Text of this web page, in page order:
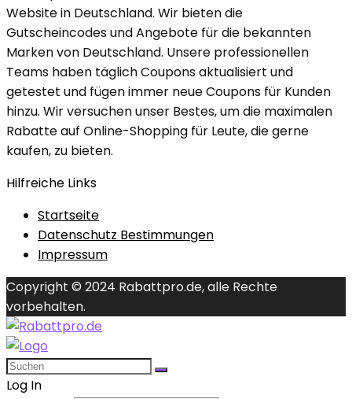
Website in Deutschland. Wir bieten die
Gutscheincodes und Angebote für die bekannten
Marken von Deutschland. Unsere professionellen
Teams haben täglich Coupons aktualisiert und
getestet und fügen immer neue Coupons für Kunden
hinzu. Wir versuchen unser Bestes, um die maximalen
Rabatte auf Online-Shopping für Leute, die gerne
kaufen, zu bieten.
Hilfreiche Links
Startseite
Datenschutz Bestimmungen
Impressum
Copyright © 2024 Rabattpro.de, alle Rechte
vorbehalten.
Log In